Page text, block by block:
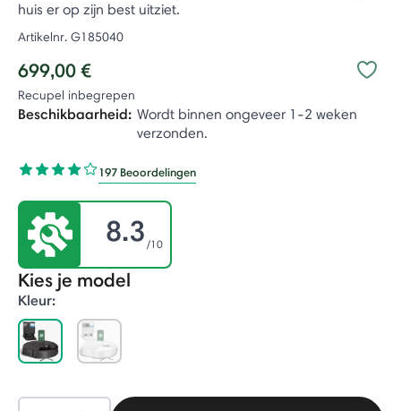
huis er op zijn best uitziet.
Artikelnr. G185040
699,00 €
Recupel inbegrepen
Beschikbaarheid: Wordt binnen ongeveer 1-2 weken
verzonden.
197 Beoordelingen
8.3 /10
Kies je model
Kleur: